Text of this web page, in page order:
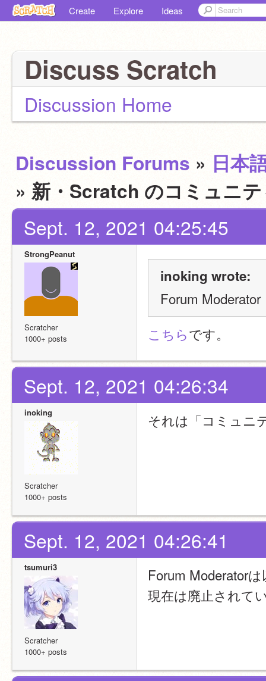
Create Explore Ideas
Discuss Scratch
Discussion Home
Discussion Forums » 日本
» 新・Scratch のコミュニ
Sept. 12, 2021 04:25:45
StrongPeanut
Scratcher
1000+ posts
inoking wrote:
Forum
こちらです。
Sept. 12, 2021 04:26:34
inoking
Scratcher
1000+ posts
それは「コミュニ
Sept. 12, 2021 04:26:41
tsumuri3
Scratcher
1000+ posts
Forum Moderator
現在は廃止されて